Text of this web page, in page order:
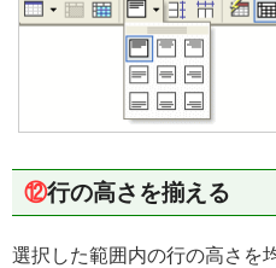
⑫行の高さを揃える
選択した範囲内の行の高さを